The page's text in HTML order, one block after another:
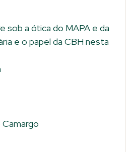
sob a ótica do MAPA e da
e o papel da CBH nesta